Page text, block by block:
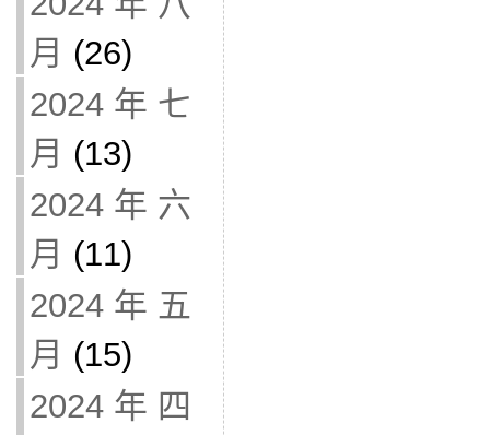
月 (26)
2024 年 七
月 (13)
2024 年 六
月 (11)
2024 年 五
月 (15)
2024 年 四